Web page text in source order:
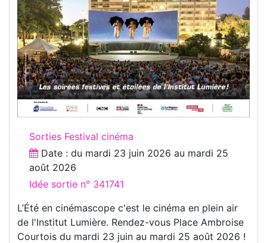
Sorties Festival cinéma
Date : du mardi 23 juin 2026 au mardi 25
août 2026
Idée sortie n° 341741
L’Été en cinémascope c'est le cinéma en plein air
de l'Institut Lumière. Rendez-vous Place Ambroise
Courtois du mardi 23 juin au mardi 25 août 2026 !